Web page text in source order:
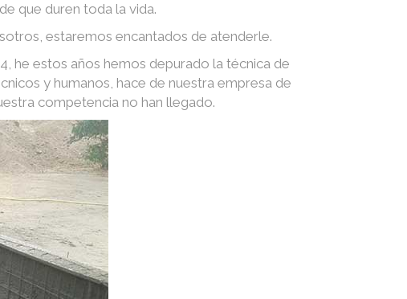
que duren toda la vida.
estaremos encantados de atenderle.
he estos años hemos depurado la técnica de
y humanos, hace de nuestra empresa de
competencia no han llegado.